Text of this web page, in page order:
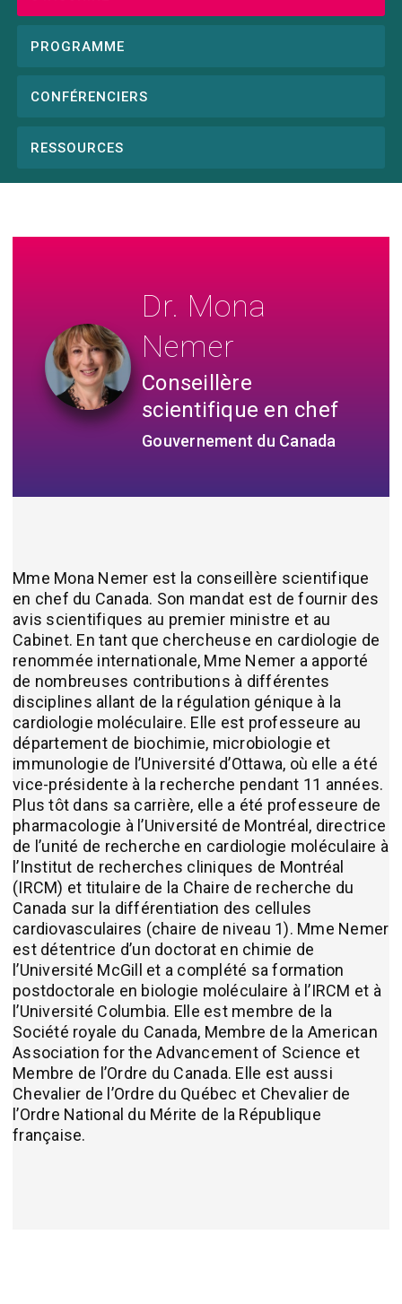
PROGRAMME
CONFÉRENCIERS
RESSOURCES
Dr. Mona
Nemer
Conseillère
scientifique en chef
Gouvernement du Canada
Mme Mona Nemer est la conseillère scientifique
en chef du Canada. Son mandat est de fournir des
avis scientifiques au premier ministre et au
Cabinet. En tant que chercheuse en cardiologie de
renommée internationale, Mme Nemer a apporté
de nombreuses contributions à différentes
disciplines allant de la régulation génique à la
cardiologie moléculaire. Elle est professeure au
département de biochimie, microbiologie et
immunologie de l’Université d’Ottawa, où elle a été
vice-présidente à la recherche pendant 11 années.
Plus tôt dans sa carrière, elle a été professeure de
pharmacologie à l’Université de Montréal, directrice
de l’unité de recherche en cardiologie moléculaire à
l’Institut de recherches cliniques de Montréal
(IRCM) et titulaire de la Chaire de recherche du
Canada sur la différentiation des cellules
cardiovasculaires (chaire de niveau 1). Mme Nemer
est détentrice d’un doctorat en chimie de
l’Université McGill et a complété sa formation
postdoctorale en biologie moléculaire à l’IRCM et à
l’Université Columbia. Elle est membre de la
Société royale du Canada, Membre de la American
Association for the Advancement of Science et
Membre de l’Ordre du Canada. Elle est aussi
Chevalier de l’Ordre du Québec et Chevalier de
l’Ordre National du Mérite de la République
française.